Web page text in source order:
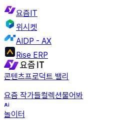
요즘IT
위시켓
AIDP - AX
Rise ERP
콘텐츠프로덕트 밸리
요즘 작가들컬렉션물어봐
놀이터